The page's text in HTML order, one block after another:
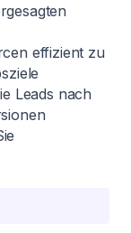
effizient zu
Leads nach